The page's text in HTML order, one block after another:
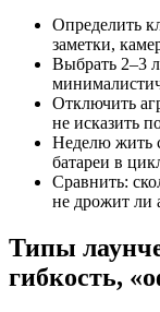
Определить
заметки,
Выбрать 2–3
Отключить
не исказить
Неделю жить
батареи в
Сравнить:
не дрожит ли
Типы
гибкость,